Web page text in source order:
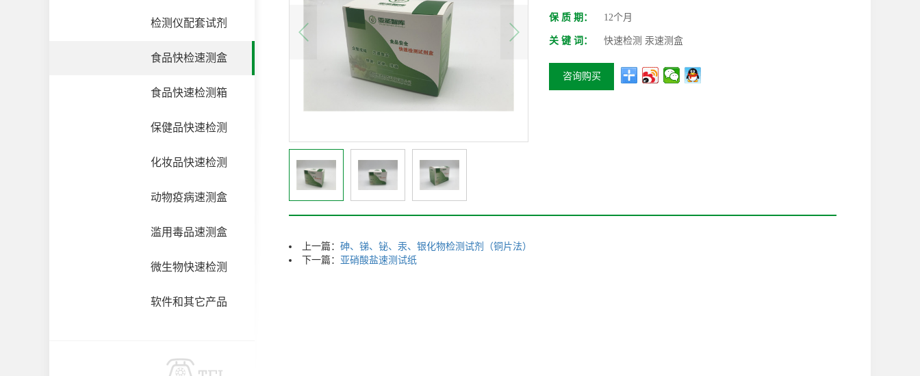
检测仪配套试剂
食品快检速测盒
食品快速检测箱
保健品快速检测
化妆品快速检测
动物疫病速测盒
滥用毒品速测盒
微生物快速检测
软件和其它产品
保 质 期： 12个月
关 键 词： 快速检测 汞速测盒
咨询购买
上一篇： 砷、锑、铋、汞、银化物检测试剂（铜片法）
下一篇： 亚硝酸盐速测试纸